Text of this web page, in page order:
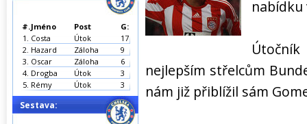
nabídku
nejlepším střelcům
nám již přiblížil sám
#.Jméno Post
G:
1. Costa Útok
17
2. Hazard Záloha
9
3. Oscar Záloha
6
4. Drogba Útok
3
5. Rémy Útok 3
Sestava: